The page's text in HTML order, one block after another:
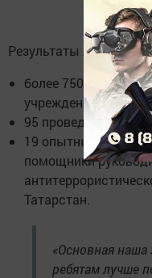
Результаты лекториев
более 7500
учреждений;
95 проведенных
19 опытных
помощники
Татарстан.
«Основная
ребятам лучше